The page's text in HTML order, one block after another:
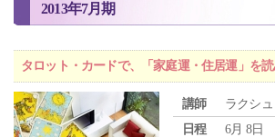
2013年7月期
タロット・カードで、「家庭運・住居運」を
講師
ラクシ
日程
6月 8日